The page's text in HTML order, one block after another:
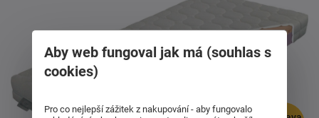
Aby web fungoval jak má (souhlas s
cookies)
Pro co nejlepší zážitek z nakupování - aby fungovalo